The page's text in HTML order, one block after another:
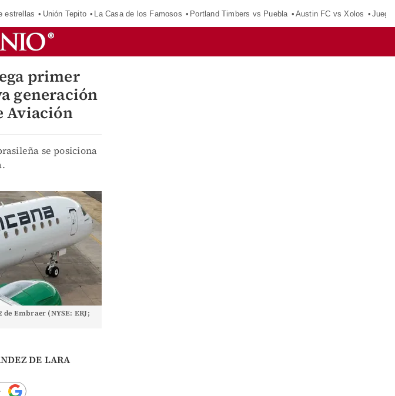
estrellas Unión Tepito La Casa de los Famosos Portland Timbers vs Puebla Austin FC vs Xolos
primer
generación
Aviación
se posiciona
de Embraer (NYSE: ERJ;
DE LARA